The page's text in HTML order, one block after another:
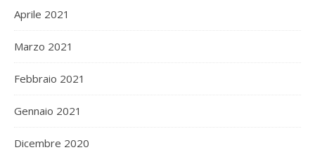
Aprile 2021
Marzo 2021
Febbraio 2021
Gennaio 2021
Dicembre 2020